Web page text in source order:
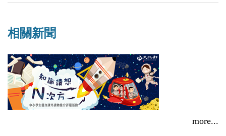
相關新聞
more...